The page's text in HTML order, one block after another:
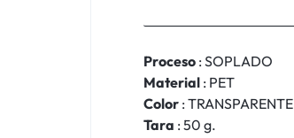
Proceso : SOPLADO
Material : PET
Color : TRANSPARENTE
Tara : 50 g.